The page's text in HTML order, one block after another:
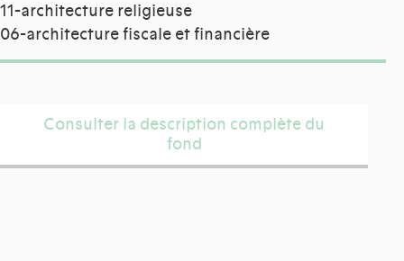
11-architecture religieuse
06-architecture fiscale et financière
Consulter la description complète du
fond